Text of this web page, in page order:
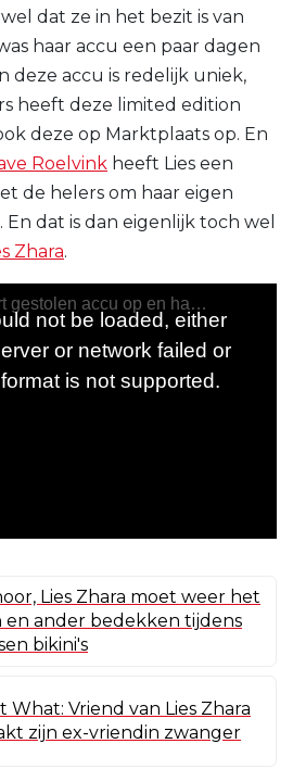
wel dat ze in het bezit is van
haar accu een paar dagen
deze accu is redelijk uniek,
heeft deze limited edition
deze op Marktplaats op. En
Roelvink heeft Lies een
de helers om haar eigen
dat is dan eigenlijk toch wel
Zhara.
Lies Zhara moet weer het
en ander bedekken tijdens
bikini's
What: Vriend van Lies Zhara
zijn ex-vriendin zwanger